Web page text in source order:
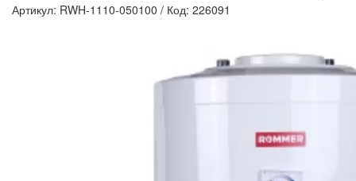
Артикул: RWH-1110-050100 / Код: 226091